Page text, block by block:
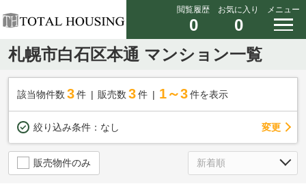
閲覧履歴
0
お気に入り
0
メニュー
札幌市白石区本通 マンション一覧
該当物件数 3件 販売数 3 件 1～3 件を表示
絞り込み条件： なし 変更
販売物件のみ